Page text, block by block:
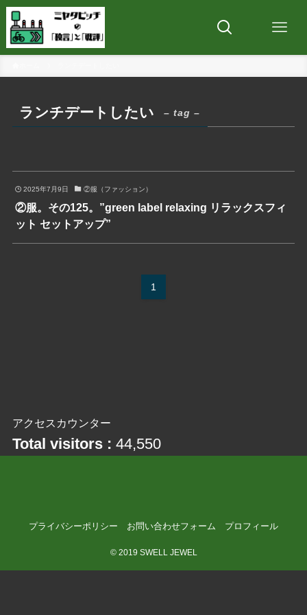
ランチデートしたい – tag –
2025年7月9日 ②服（ファッション）
②服。その125。”green label relaxing リラックスフィ
ット セットアップ”
1
アクセスカウンター
Total visitors : 44,550
プライバシーポリシー お問い合わせフォーム プロフィール
©2019 SWELL JEWEL